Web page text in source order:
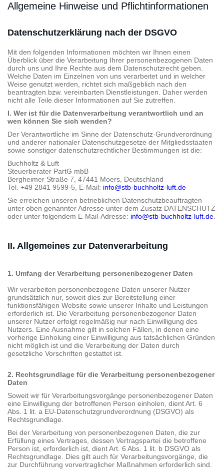
Allgemeine Hinweise und Pflichtinformationen
Datenschutzerklärung nach der DSGVO
Mit den folgenden Informationen möchten wir Ihnen einen
Überblick über die Verarbeitung Ihrer personenbezogenen Daten
durch uns und Ihre Rechte aus dem Datenschutzrecht geben.
Welche Daten im Einzelnen von uns verarbeitet und in welcher
Weise genutzt werden, richtet sich maßgeblich nach den
beantragten bzw. vereinbarten Dienstleistungen. Daher werden
nicht alle Teile dieser Informationen auf Sie zutreffen.
I. Wer ist für die Datenverarbeitung verantwortlich und an
wen können Sie sich wenden?
Der Verantwortliche im Sinne der Datenschutz-Grundverordnung
und anderer nationaler Datenschutzgesetze der Mitgliedsstaaten
sowie sonstiger datenschutzrechtlicher Bestimmungen ist die:
Buchholtz & Luft
Steuerberater PartG mbB
Bergheimer Straße 7, 47441 Moers, Deutschland
Tel. +49 2841 9599-5, E-Mail: info@stb-buchholtz-luft.de
Sie erreichen unseren betrieblichen Datenschutzbeauftragten
unter oben genannter Adresse unter dem Zusatz DATENSCHUTZ
oder unter folgendem E-Mail-Adresse: info@stb-buchholtz-luft.de
II. Allgemeines zur Datenverarbeitung
1. Umfang der Verarbeitung personenbezogener Daten
Wir verarbeiten personenbezogene Daten unserer Nutzer
grundsätzlich nur, soweit dies zur Bereitstellung einer
funktionsfähigen Website sowie unserer Inhalte und Leistungen
erforderlich ist. Die Verarbeitung personenbezogener Daten
unserer Nutzer erfolgt regelmäßig nur nach Einwilligung des
Nutzers. Eine Ausnahme gilt in solchen Fällen, in denen eine
vorherige Einholung einer Einwilligung aus tatsächlichen Gründen
nicht möglich ist und die Verarbeitung der Daten durch
gesetzliche Vorschriften gestattet ist.
2. Rechtsgrundlage für die Verarbeitung personenbezogener
Daten
Soweit wir für Verarbeitungsvorgänge personenbezogener Daten
eine Einwilligung der betroffenen Person einholen, dient Art. 6
Abs. 1 lit. a EU-Datenschutzgrundverordnung (DSGVO) als
Rechtsgrundlage.
Bei der Verarbeitung von personenbezogenen Daten, die zur
Erfüllung eines Vertrages, dessen Vertragspartei die betroffene
Person ist, erforderlich ist, dient Art. 6 Abs. 1 lit. b DSGVO als
Rechtsgrundlage. Dies gilt auch für Verarbeitungsvorgänge, die
zur Durchführung vorvertraglicher Maßnahmen erforderlich sind.